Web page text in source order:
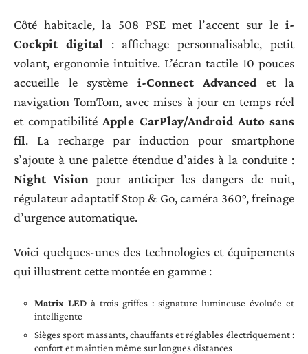
Côté habitacle, la 508 PSE met l’accent sur le i-
Cockpit digital : affichage personnalisable, petit
volant, ergonomie intuitive. L’écran tactile 10 pouces
accueille le système i-Connect Advanced et la
navigation TomTom, avec mises à jour en temps réel
et compatibilitéApple CarPlay/Android Auto sans
fil. La recharge par induction pour smartphone
s’ajoute à une palette étendue d’aides à la conduite :
Night Vision pour anticiper les dangers de nuit,
régulateur adaptatif Stop & Go, caméra 360°, freinage
d’urgence automatique.
Voici quelques-unes des technologies et équipements
qui illustrent cette montée en gamme :
Matrix LED à trois griffes : signature lumineuse évoluée et
intelligente
Sièges sport massants, chauffants et réglables électriquement :
confort et maintien même sur longues distances